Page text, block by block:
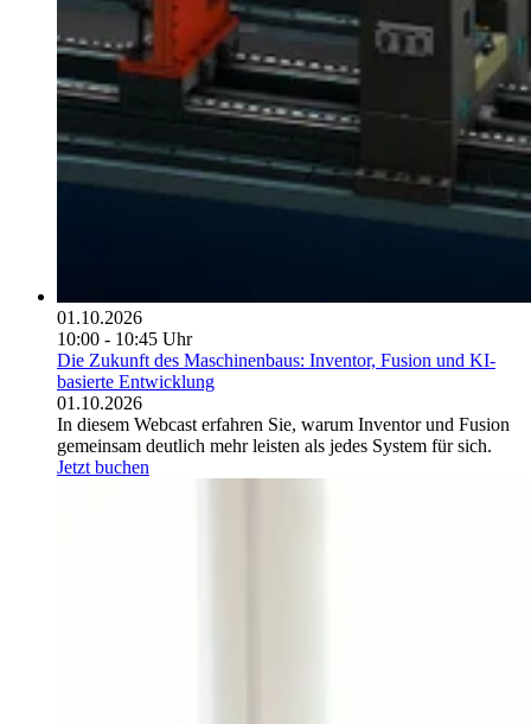
01.10.2026
10:00 - 10:45 Uhr
Die Zukunft des Maschinenbaus: Inventor, Fusion und KI-
basierte Entwicklung
01.10.2026
In diesem Webcast erfahren Sie, warum Inventor und Fusion
gemeinsam deutlich mehr leisten als jedes System für sich.
Jetzt buchen